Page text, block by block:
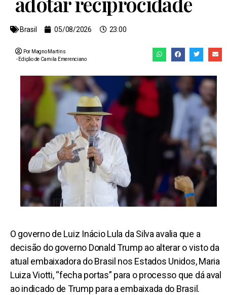
Brasil 05/08/2026 23:00
Por Magno Martins
- Edição de Camila Emerenciano
O governo de Luiz Inácio Lula da Silva avalia que a
decisão do governo Donald Trump ao alterar o visto da
atual embaixadora do Brasil nos Estados Unidos, Maria
Luiza Viotti, “fecha portas” para o processo que dá aval
ao indicado de Trump para a embaixada do Brasil.